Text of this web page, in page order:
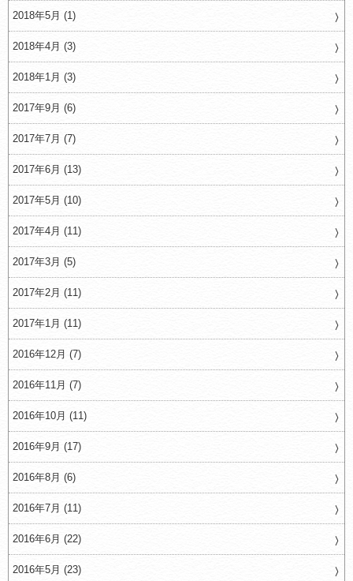
2018年5月 (1)
2018年4月 (3)
2018年1月 (3)
2017年9月 (6)
2017年7月 (7)
2017年6月 (13)
2017年5月 (10)
2017年4月 (11)
2017年3月 (5)
2017年2月 (11)
2017年1月 (11)
2016年12月 (7)
2016年11月 (7)
2016年10月 (11)
2016年9月 (17)
2016年8月 (6)
2016年7月 (11)
2016年6月 (22)
2016年5月 (23)